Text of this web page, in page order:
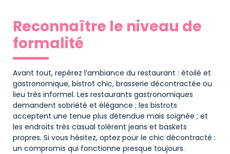
Reconnaître le niveau de
formalité
Avant tout, repérez l’ambiance du restaurant : étoilé et
gastronomique, bistrot chic, brasserie décontractée ou
lieu très informel. Les restaurants gastronomiques
demandent sobriété et élégance ; les bistrots
acceptent une tenue plus détendue mais soignée ; et
les endroits très casual tolèrent jeans et baskets
propres. Si vous hésitez, optez pour le chic décontracté :
un compromis qui fonctionne presque toujours.